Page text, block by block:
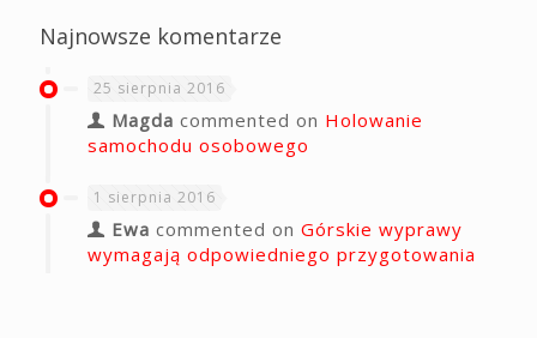
Najnowsze komentarze
25 sierpnia 2016
Magda commented on Holowanie
samochodu osobowego
1 sierpnia 2016
Ewa commented on Górskie wyprawy
wymagają odpowiedniego przygotowania